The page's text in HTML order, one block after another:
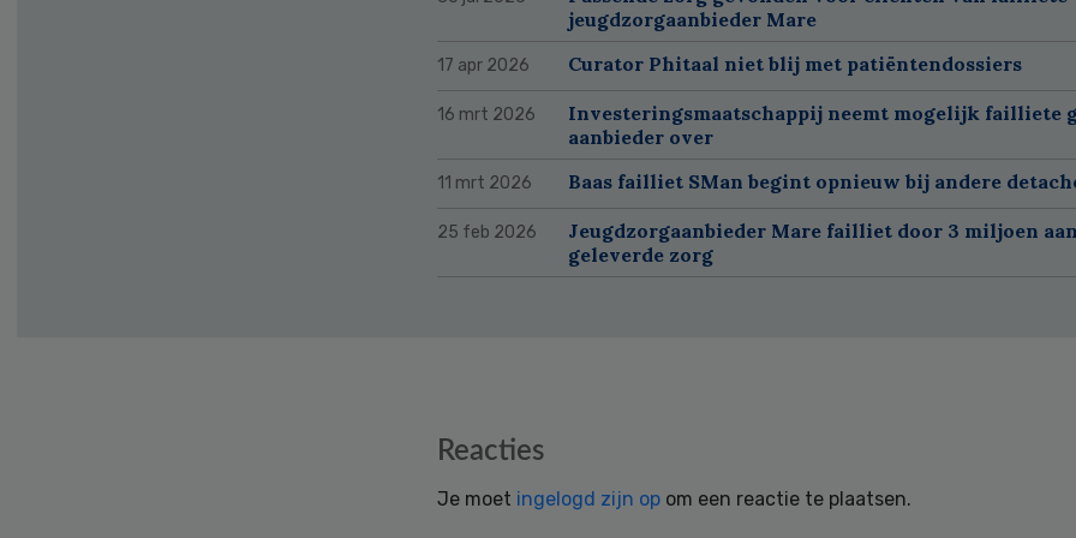
jeugdzorgaanbieder Mare
17 apr 2026 Curator Phitaal niet blij met patiëntendossiers
16 mrt 2026
Investeringsmaatschappij neemt mogelijk failliete
aanbieder over
11 mrt 2026 Baas failliet SMan begint opnieuw bij andere
25 feb 2026
Jeugdzorgaanbieder Mare failliet door 3 miljoen
geleverde zorg
Reacties
Je moet ingelogd zijn op om een reactie te plaatsen.